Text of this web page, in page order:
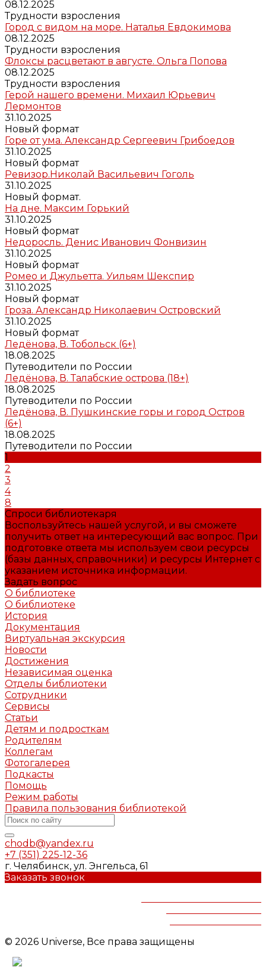
08.12.2025
Трудности взросления
Город с видом на море. Наталья Евдокимова
08.12.2025
Трудности взросления
Флоксы расцветают в августе. Ольга Попова
08.12.2025
Трудности взросления
Герой нашего времени. Михаил Юрьевич
Лермонтов
31.10.2025
Новый формат
Горе от ума. Александр Сергеевич Грибоедов
31.10.2025
Новый формат
Ревизор.Николай Васильевич Гоголь
31.10.2025
Новый формат.
На дне. Максим Горький
31.10.2025
Новый формат
Недоросль. Денис Иванович Фонвизин
31.10.2025
Новый формат
Ромео и Джульетта. Уильям Шекспир
31.10.2025
Новый формат
Гроза. Александр Николаевич Островский
31.10.2025
Новый формат
Ледёнова, В. Тобольск (6+)
18.08.2025
Путеводители по России
Ледёнова, В. Талабские острова (18+)
18.08.2025
Путеводители по России
Ледёнова, В. Пушкинские горы и город Остров
(6+)
18.08.2025
Путеводители по России
1
2
3
4
8
Спроси библиотекаря
Воспользуйтесь нашей услугой, и вы сможете
получить ответ на интересующий вас вопрос. При
подготовке ответа мы используем свои ресурсы
(базы данных, справочники) и ресурсы Интернет с
указанием источника информации.
Задать вопрос
О библиотеке
О библиотеке
История
Документация
Виртуальная экскурсия
Новости
Достижения
Независимая оценка
Отделы библиотеки
Сотрудники
Сервисы
Статьи
Детям и подросткам
Родителям
Коллегам
Фотогалерея
Подкасты
Помощь
Режим работы
Правила пользования библиотекой
chodb@yandex.ru
+7 (351) 225-12-36
г. Челябинск, ул. Энгельса, 61
Заказать звонок
© 2026 Universe, Все права защищены